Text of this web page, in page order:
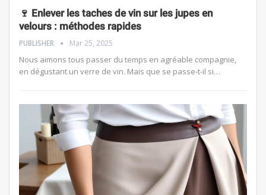
🍷 Enlever les taches de vin sur les jupes en
velours : méthodes rapides
PUBLISHER Mar 25, 2025
Nous aimons tous passer du temps en agréable compagnie,
en dégustant un verre de vin. Mais que se passe-t-il si…